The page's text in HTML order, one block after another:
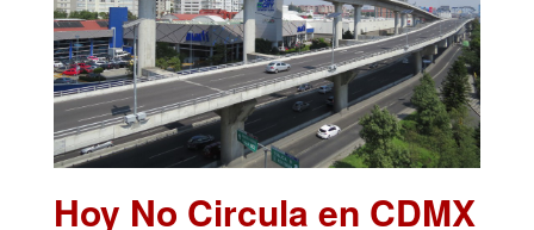
Hoy No Circula en CDMX